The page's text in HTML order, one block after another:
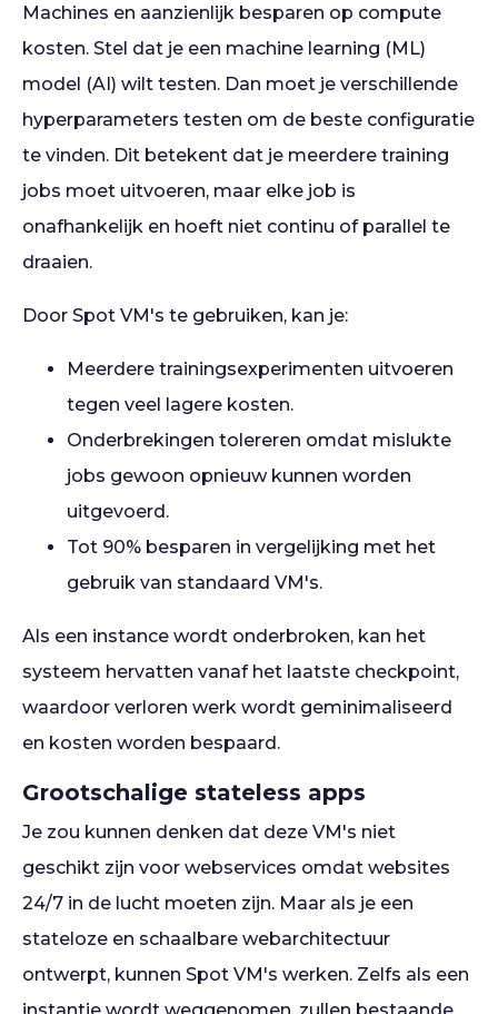
Machines en aanzienlijk besparen op compute
kosten. Stel dat je een machine learning (ML)
model (AI) wilt testen. Dan moet je verschillende
hyperparameters testen om de beste configuratie
te vinden. Dit betekent dat je meerdere training
jobs moet uitvoeren, maar elke job is
onafhankelijk en hoeft niet continu of parallel te
draaien.
Door Spot VM's te gebruiken, kan je:
Meerdere trainingsexperimenten uitvoeren
tegen veel lagere kosten.
Onderbrekingen tolereren omdat mislukte
jobs gewoon opnieuw kunnen worden
uitgevoerd.
Tot 90% besparen in vergelijking met het
gebruik van standaard VM's.
Als een instance wordt onderbroken, kan het
systeem hervatten vanaf het laatste checkpoint,
waardoor verloren werk wordt geminimaliseerd
en kosten worden bespaard.
Grootschalige stateless apps
Je zou kunnen denken dat deze VM's niet
geschikt zijn voor webservices omdat websites
24/7 in de lucht moeten zijn. Maar als je een
stateloze en schaalbare webarchitectuur
ontwerpt, kunnen Spot VM's werken. Zelfs als een